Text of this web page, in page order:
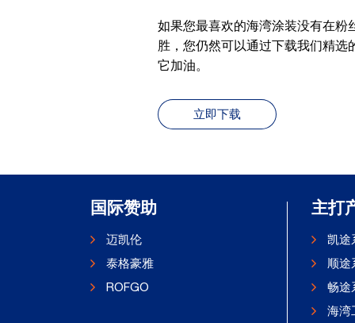
如果您最喜欢的海湾涂装没有在粉
胜，您仍然可以通过下载我们精选
它加油。
立即下载
国际赞助
迈凯伦
泰格豪雅
ROFGO
主打
凯途
顺途
畅途
海湾